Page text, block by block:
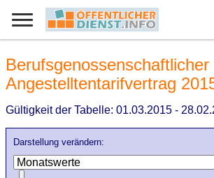
Darstellung verändern:
Berufsgenossenschaftlicher
Angestelltentarifvertrag
Gültigkeit der Tabelle: 01.03.2015 -